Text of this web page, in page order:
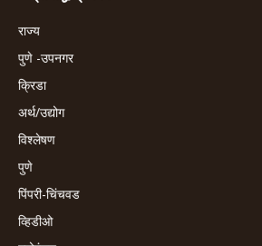
राज्य
पुणे -उपनगर
क्रिडा
अर्थ/उद्योग
विश्लेषण
पुणे
पिंपरी-चिंचवड
व्हिडीओ